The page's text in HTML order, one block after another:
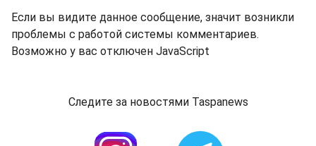
Если вы видите данное сообщение, значит возникли
проблемы с работой системы комментариев.
Возможно у вас отключен JavaScript
Следите за новостями Taspanews